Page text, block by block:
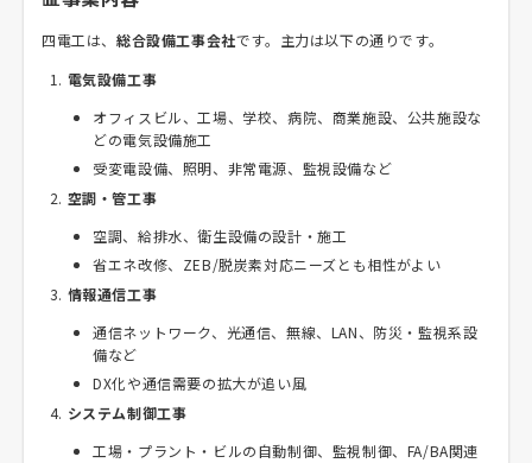
四電工は、総合設備工事会社です。主力は以下の通りです。
電気設備工事
オフィスビル、工場、学校、病院、商業施設、公共施設な
どの電気設備施工
受変電設備、照明、非常電源、監視設備など
空調・管工事
空調、給排水、衛生設備の設計・施工
省エネ改修、ZEB/脱炭素対応ニーズとも相性がよい
情報通信工事
通信ネットワーク、光通信、無線、LAN、防災・監視系設
備など
DX化や通信需要の拡大が追い風
システム制御工事
工場・プラント・ビルの自動制御、監視制御、FA/BA関連